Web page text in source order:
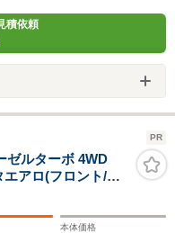
積依頼
PR
ゼルターボ 4WD
アロ(フロント/サ
ナビ/パノラミッ
ザーシート/タイヤ
本体価格